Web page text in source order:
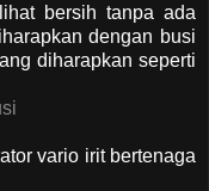
bersih tanpa ada
dengan busi
diharapkan seperti
vario irit bertenaga